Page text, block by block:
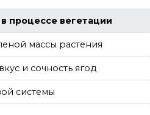
процессе вегетации
массы растения
и сочность ягод
системы